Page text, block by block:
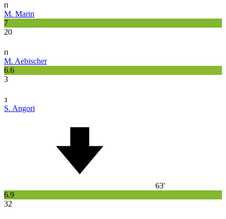
п
M. Marin
7
20
п
M. Aebischer
6.6
3
з
S. Angori
63'
6.9
32